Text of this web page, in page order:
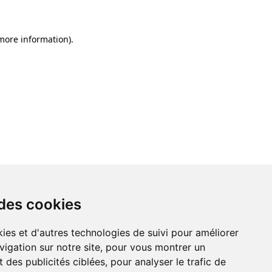
cookies
et d'autres technologies de suivi pour améliorer
sur notre site, pour vous montrer un
des publicités ciblées, pour analyser le trafic de
information).